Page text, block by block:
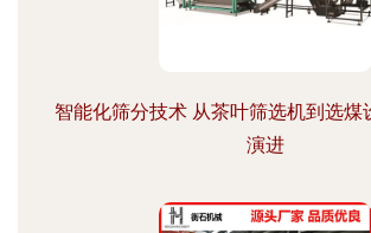
智能化筛分技术 从茶叶筛选机到选煤
演进